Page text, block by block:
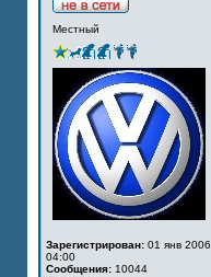
Местный
Зарегистрирован: 01 янв 2006,
04:00
Сообщения: 10044